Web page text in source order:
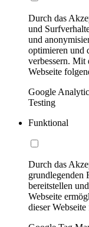
Durch das
und
und
optimieren und
verbessern.
Webseite
Google
Testing
Funktional
Durch das
grundlegenden
bereitstellen
Webseite
dieser